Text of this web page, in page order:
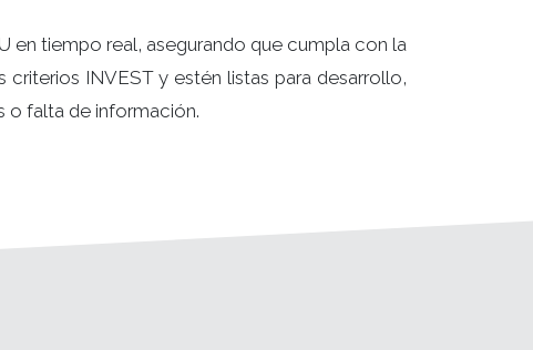
en tiempo real, asegurando que cumpla con la
criterios INVEST y estén listas para desarrollo,
o falta de información.